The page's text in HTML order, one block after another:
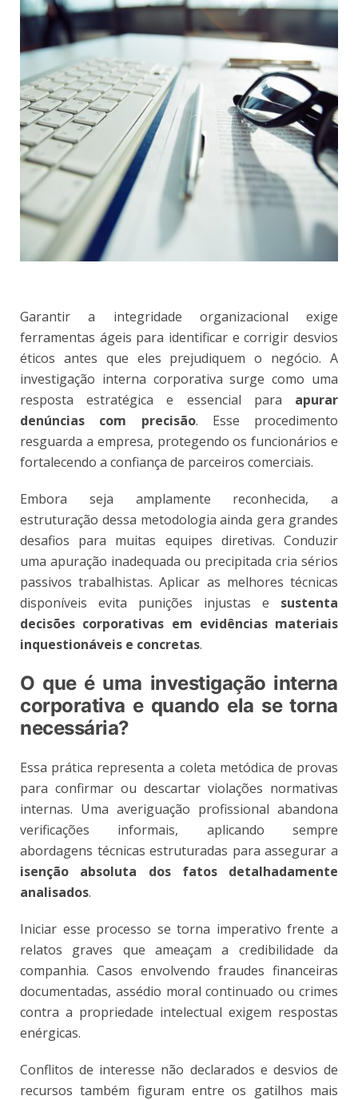
Garantir a integridade organizacional exige
ferramentas ágeis para identificar e corrigir desvios
éticos antes que eles prejudiquem o negócio. A
investigação interna corporativa surge como uma
resposta estratégica e essencial para apurar
denúncias com precisão. Esse procedimento
resguarda a empresa, protegendo os funcionários e
fortalecendo a confiança de parceiros comerciais.
Embora seja amplamente reconhecida, a
estruturação dessa metodologia ainda gera grandes
desafios para muitas equipes diretivas. Conduzir
uma apuração inadequada ou precipitada cria sérios
passivos trabalhistas. Aplicar as melhores técnicas
disponíveis evita punições injustas e sustenta
decisões corporativas em evidências materiais
inquestionáveis e concretas.
O que é uma investigação interna
corporativa e quando ela se torna
necessária?
Essa prática representa a coleta metódica de provas
para confirmar ou descartar violações normativas
internas. Uma averiguação profissional abandona
verificações informais, aplicando sempre
abordagens técnicas estruturadas para assegurar a
isenção absoluta dos fatos detalhadamente
analisados.
Iniciar esse processo se torna imperativo frente a
relatos graves que ameaçam a credibilidade da
companhia. Casos envolvendo fraudes financeiras
documentadas, assédio moral continuado ou crimes
contra a propriedade intelectual exigem respostas
enérgicas.
Conflitos de interesse não declarados e desvios de
recursos também figuram entre os gatilhos mais